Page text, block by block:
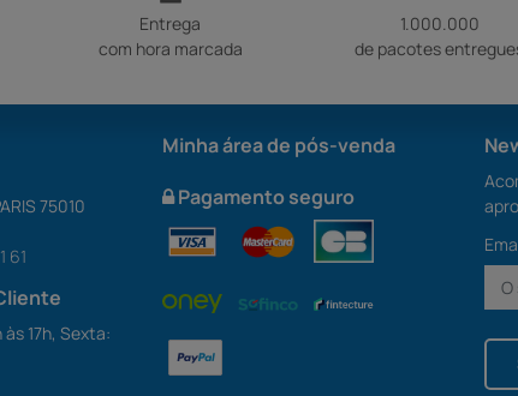
Entrega
com hora marcada
1.000.000
de pacotes
75010
61
17h, Sexta:
Minha área de pós-venda
Pagamento seguro